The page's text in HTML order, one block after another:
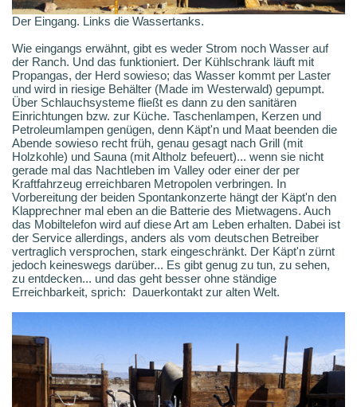
Der Eingang. Links die Wassertanks.
Wie eingangs erwähnt, gibt es weder Strom noch Wasser auf
der Ranch. Und das funktioniert. Der Kühlschrank läuft mit
Propangas, der Herd sowieso; das Wasser kommt per Laster
und wird in riesige Behälter (Made im Westerwald) gepumpt.
Über Schlauchsysteme fließt es dann zu den sanitären
Einrichtungen bzw. zur Küche. Taschenlampen, Kerzen und
Petroleumlampen genügen, denn Käpt'n und Maat beenden die
Abende sowieso recht früh, genau gesagt nach Grill (mit
Holzkohle) und Sauna (mit Altholz befeuert)... wenn sie nicht
gerade mal das Nachtleben im Valley oder einer der per
Kraftfahrzeug erreichbaren Metropolen verbringen. In
Vorbereitung der beiden Spontankonzerte hängt der Käpt'n den
Klapprechner mal eben an die Batterie des Mietwagens. Auch
das Mobiltelefon wird auf diese Art am Leben erhalten. Dabei ist
der Service allerdings, anders als vom deutschen Betreiber
vertraglich versprochen, stark eingeschränkt. Der Käpt'n zürnt
jedoch keineswegs darüber... Es gibt genug zu tun, zu sehen,
zu entdecken... und das geht besser ohne ständige
Erreichbarkeit, sprich: Dauerkontakt zur alten Welt.